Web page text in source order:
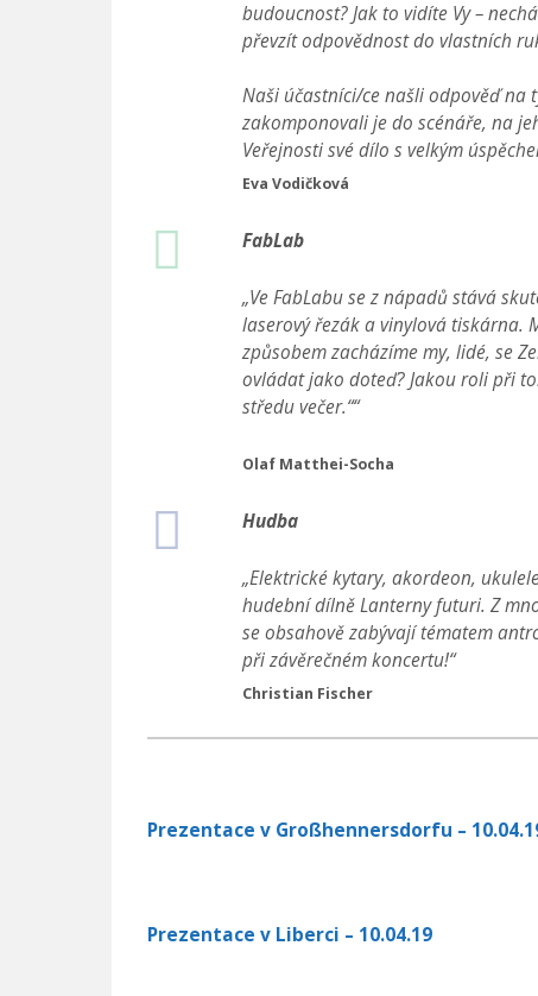
budoucnost? Jak to vidíte Vy –
převzít odpovědnost do vlastních
Naši účastníci/ce našli odpověď
zakomponovali je do scénáře, na
Veřejnosti své dílo s velkým
Eva Vodičková
FabLab
„Ve FabLabu se z nápadů stává
laserový řezák a vinylová tiskárna.
způsobem zacházíme my, lidé, se
ovládat jako doteď? Jakou roli při
středu večer.““
Olaf Matthei-Socha
Hudba
„Elektrické kytary, akordeon,
hudební dílně Lanterny futuri. Z
se obsahově zabývají tématem
při závěrečném koncertu!“
Christian Fischer
Prezentace v Großhennersdorfu –
Prezentace v Liberci – 10.04.19